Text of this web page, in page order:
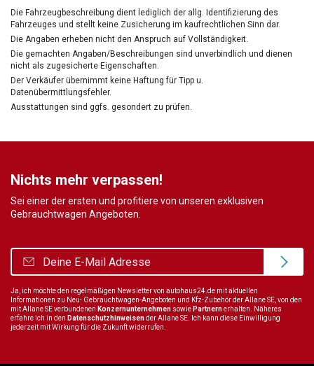
Die Fahrzeugbeschreibung dient lediglich der allg. Identifizierung des
Fahrzeuges und stellt keine Zusicherung im kaufrechtlichen Sinn dar.
Die Angaben erheben nicht den Anspruch auf Vollständigkeit.
Die gemachten Angaben/Beschreibungen sind unverbindlich und dienen
nicht als zugesicherte Eigenschaften.
Der Verkäufer übernimmt keine Haftung für Tipp u.
Datenübermittlungsfehler.
Ausstattungen sind ggfs. gesondert zu prüfen.
Nichts mehr verpassen!
Sei einer der ersten und profitiere von unseren exklusiven
Gebrauchtwagen Angeboten.
Ja, ich möchte den regelmäßigen Newsletter von autohaus24.de mit aktuellen
Informationen zu Neu- Gebrauchtwagen-Angeboten und Kfz-Zubehör der Allane SE, von den
mit Allane SE verbundenen Konzernunternehmen sowie Partnernerhalten. Näheres
erfahre ich in den Datenschutzhinweisender Allane SE. Ich kann diese Einwilligung
jederzeit mit Wirkung für die Zukunft widerrufen.